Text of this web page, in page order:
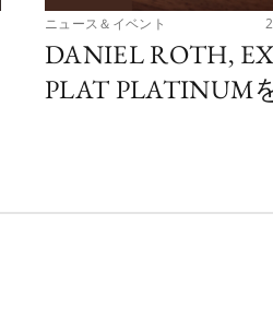
ニュース＆イベント
DANIEL ROTH,
PLAT PLATINUM